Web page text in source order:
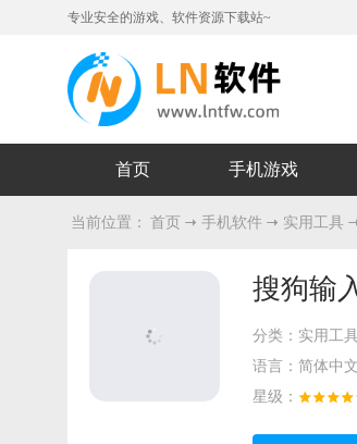
专业安全的游戏、软件资源下载站~
首页 手机游戏
当前位置： 首页 手机软件 实用工具
搜狗输
分类： 实用工
语言： 简体中文
星级：